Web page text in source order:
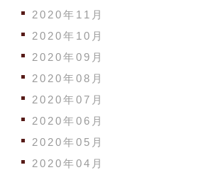
2020年11月
2020年10月
2020年09月
2020年08月
2020年07月
2020年06月
2020年05月
2020年04月